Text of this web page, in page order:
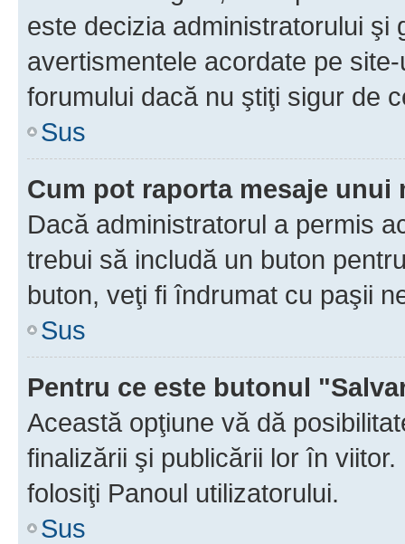
este decizia administratorului şi
avertismentele acordate pe
forumului dacă nu ştiţi sigur de
Sus
Cum pot raporta mesaje unui
Dacă administratorul a permis
trebui să includă un buton
buton, veţi fi îndrumat cu paşii
Sus
Pentru ce este butonul
Această opţiune vă dă
finalizării şi publicării lor în
folosiţi Panoul utilizatorului.
Sus